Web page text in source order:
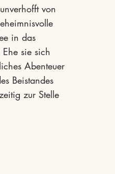
von
in das
sie sich
Abenteuer
Beistandes
zur Stelle